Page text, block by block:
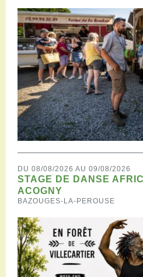
DU 08/08/2026 AU 09/08/2026
STAGE DE DANSE
ACOGNY
BAZOUGES-LA-PEROUSE